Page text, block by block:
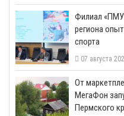
​Филиал
региона
спорта
07 августа
От
МегаФон
Пермского